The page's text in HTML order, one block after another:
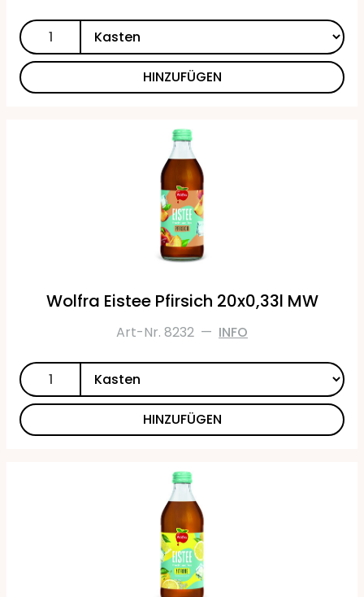
HINZUFÜGEN
Wolfra Eistee Pfirsich 20x0,33l MW
Art-Nr. 8232 — INFO
HINZUFÜGEN